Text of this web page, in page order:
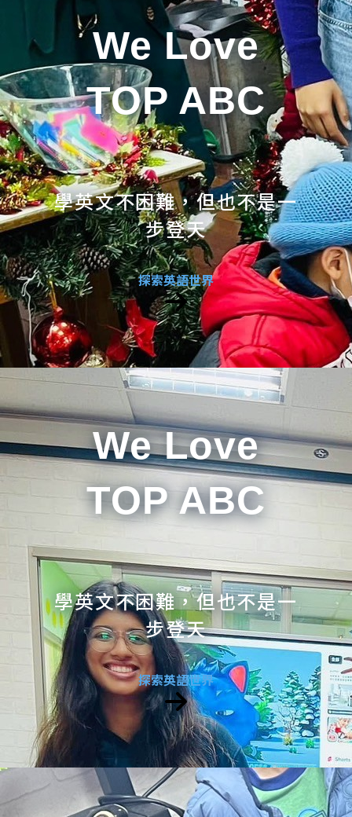
We Love
TOP ABC
學英文不困難，但也不是一
步登天
探索英語世界
We Love
TOP ABC
學英文不困難，但也不是一
步登天
探索英語世界